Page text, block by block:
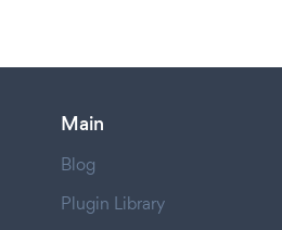
Main
Blog
Plugin Library